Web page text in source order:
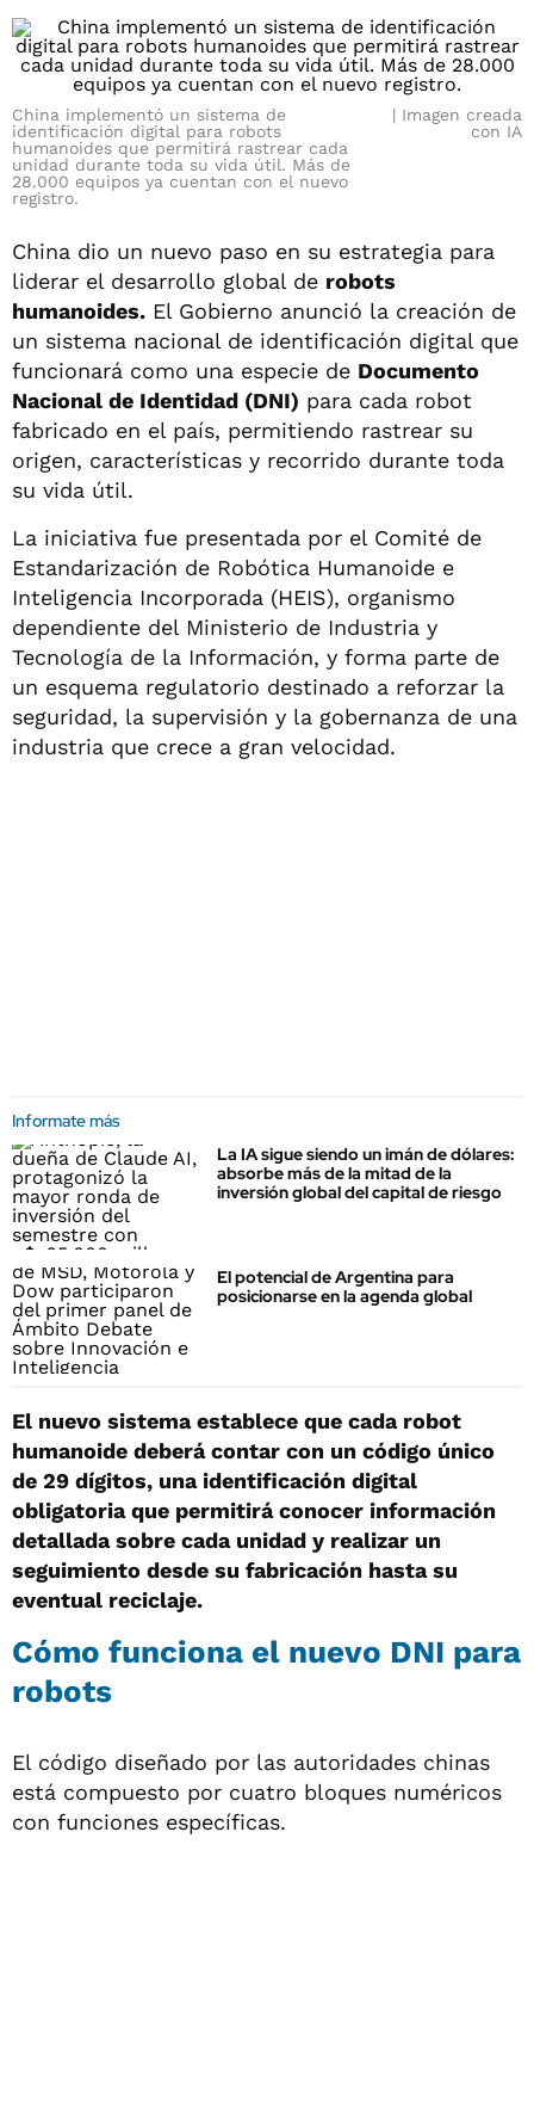
China implementó un sistema de
identificación digital para robots
humanoides que permitirá rastrear cada
unidad durante toda su vida útil. Más de
28.000 equipos ya cuentan con el nuevo
registro.
Imagen creada
con IA
China dio un nuevo paso en su estrategia para
liderar el desarrollo global de robots
humanoides. El Gobierno anunció la creación de
un sistema nacional de identificación digital que
funcionará como una especie de Documento
Nacional de Identidad (DNI) para cada robot
fabricado en el país, permitiendo rastrear su
origen, características y recorrido durante toda
su vida útil.
La iniciativa fue presentada por el Comité de
Estandarización de Robótica Humanoide e
Inteligencia Incorporada (HEIS), organismo
dependiente del Ministerio de Industria y
Tecnología de la Información, y forma parte de
un esquema regulatorio destinado a reforzar la
seguridad, la supervisión y la gobernanza de una
industria que crece a gran velocidad.
Informate más
La IA sigue siendo un imán de dólares:
absorbe más de la mitad de la
inversión global del capital de riesgo
El potencial de Argentina para
posicionarse en la agenda global
El nuevo sistema establece que cada robot
humanoide deberá contar con un código único
de 29 dígitos, una identificación digital
obligatoria que permitirá conocer información
detallada sobre cada unidad y realizar un
seguimiento desde su fabricación hasta su
eventual reciclaje.
Cómo funciona el nuevo DNI para
robots
El código diseñado por las autoridades chinas
está compuesto por cuatro bloques numéricos
con funciones específicas.